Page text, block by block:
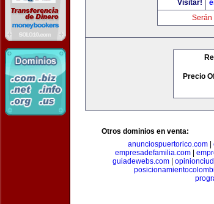
Visitar!
Serán
Precio
Otros dominios en venta:
anunciospuertorico.com|
empresadefamilia.com
guiadewebs.com